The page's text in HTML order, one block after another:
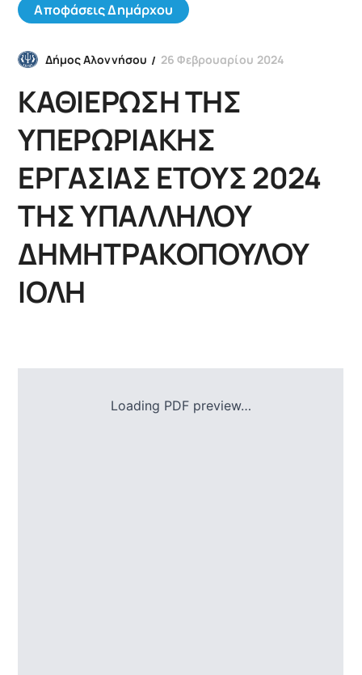
Αποφάσεις Δημάρχου
Δήμος Αλοννήσου 26 Φεβρουαρίου 2024
ΚΑΘΙΕΡΩΣΗ ΤΗΣ
ΥΠΕΡΩΡΙΑΚΗΣ
ΕΡΓΑΣΙΑΣ ΕΤΟΥΣ 2024
ΤΗΣ ΥΠΑΛΛΗΛΟΥ
ΔΗΜΗΤΡΑΚΟΠΟΥΛΟΥ
ΙΟΛΗ